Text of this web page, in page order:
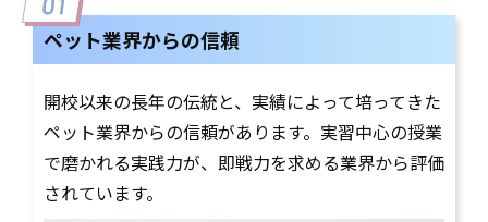
ペット業界からの信頼
開校以来の長年の伝統と、実績によって培ってきた
ペット業界からの信頼があります。実習中心の授業
で磨かれる実践力が、即戦力を求める業界から評価
されています。